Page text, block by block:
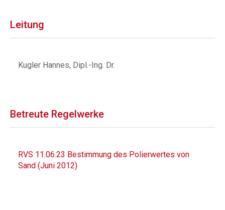
Leitung
Kugler Hannes, Dipl.-Ing. Dr.
Betreute Regelwerke
RVS 11.06.23 Bestimmung des Polierwertes von
Sand (Juni 2012)